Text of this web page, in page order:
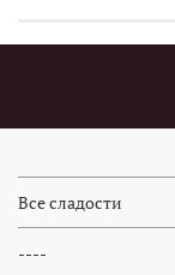
Все сладости
----